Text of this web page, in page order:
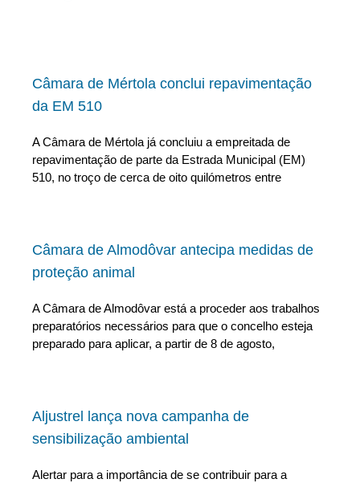
Câmara de Mértola conclui repavimentação
da EM 510
A Câmara de Mértola já concluiu a empreitada de
repavimentação de parte da Estrada Municipal (EM)
510, no troço de cerca de oito quilómetros entre
Câmara de Almodôvar antecipa medidas de
proteção animal
A Câmara de Almodôvar está a proceder aos trabalhos
preparatórios necessários para que o concelho esteja
preparado para aplicar, a partir de 8 de agosto,
Aljustrel lança nova campanha de
sensibilização ambiental
Alertar para a importância de se contribuir para a